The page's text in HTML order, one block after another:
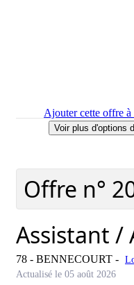
Ajouter cette offre à
Voir plus d'options
Offre n°
Assistant /
78 - BENNECOURT -
Actualisé le 05 août 2026